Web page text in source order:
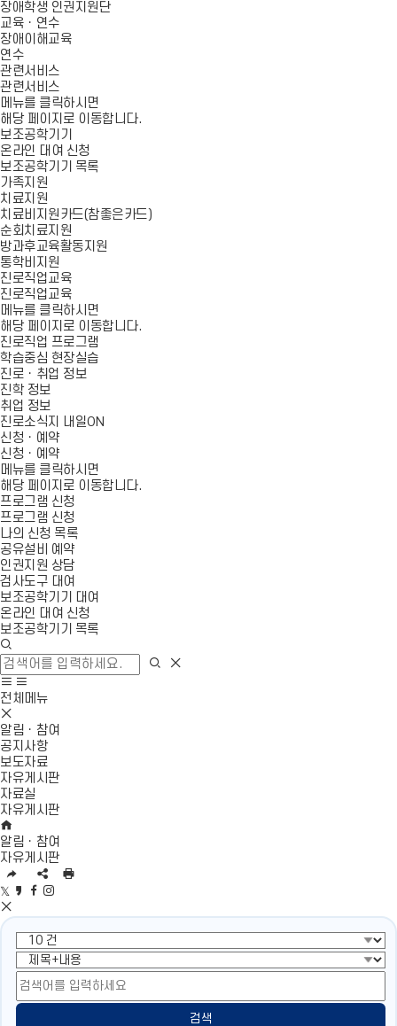
장애학생 인권지원단
교육ㆍ연수
장애이해교육
연수
관련서비스
관련서비스
메뉴를 클릭하시면
해당 페이지로 이동합니다.
보조공학기기
온라인 대여 신청
보조공학기기 목록
가족지원
치료지원
치료비지원카드(참좋은카드)
순회치료지원
방과후교육활동지원
통학비지원
진로직업교육
진로직업교육
메뉴를 클릭하시면
해당 페이지로 이동합니다.
진로직업 프로그램
학습중심 현장실습
진로ㆍ취업 정보
진학 정보
취업 정보
진로소식지 내일ON
신청ㆍ예약
신청ㆍ예약
메뉴를 클릭하시면
해당 페이지로 이동합니다.
프로그램 신청
프로그램 신청
나의 신청 목록
공유설비 예약
인권지원 상담
검사도구 대여
보조공학기기 대여
온라인 대여 신청
보조공학기기 목록
검
색
창
열
기
검 검
사
이
트
맵
이
동
모
바
메
뉴
열
기
전체메뉴
모
바
일
메
뉴
닫
기
알림ㆍ참여
공지사항
보도자료
자유게시판
자료실
자유게시판
H
O
M
E
알림ㆍ참여
자유게시판
R
사
S
N
유
영
역
펼
치
인
트
위
터
유
카
스
토
리
공
유
페
북
공
유
인
그
램
공
유
S
공
유
영
역
검색